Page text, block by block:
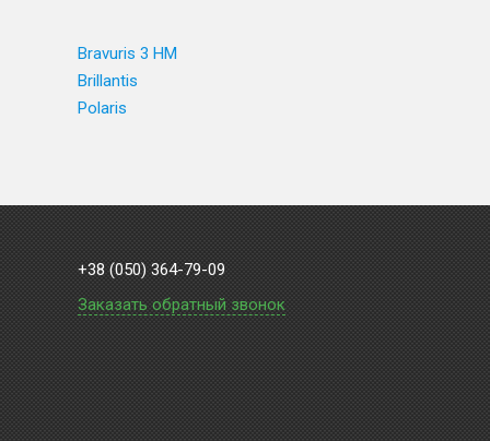
Bravuris 3 HM
Brillantis
Polaris
+38 (050) 364-79-09
Заказать обратный звонок